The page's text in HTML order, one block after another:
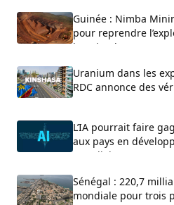
Guinée : Nimba
pour reprendre
bauxite de GAC
Uranium dans les
RDC annonce des
L’IA pourrait faire
aux pays en
mondiale
Sénégal : 220,7
mondiale pour trois